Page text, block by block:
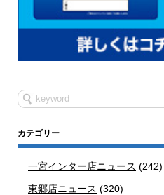
カテゴリー
一宮インター店ニュース (242)
東郷店ニュース (320)